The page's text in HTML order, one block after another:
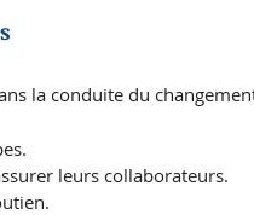
la conduite du
leurs collaborateurs.